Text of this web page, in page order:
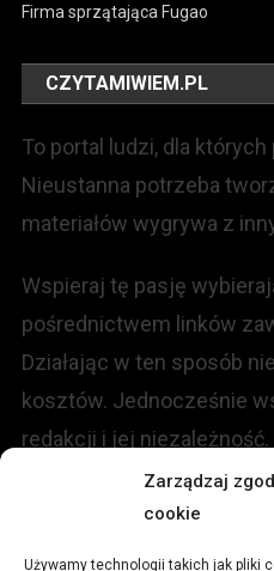
Zarządzaj
cookie
Używamy technologii takich jak pliki
Firma sprzątająca Fugao
CZYTAMIWIEM.PL
To portal ludzi, dla
Nieustanna potrzeba
materiałów wygrywa z
Wspieraj tę pasję
pośrednictwem linków
Działając w ten sposób
kosztów. Jednocześnie
redakcji i jej niezależność.